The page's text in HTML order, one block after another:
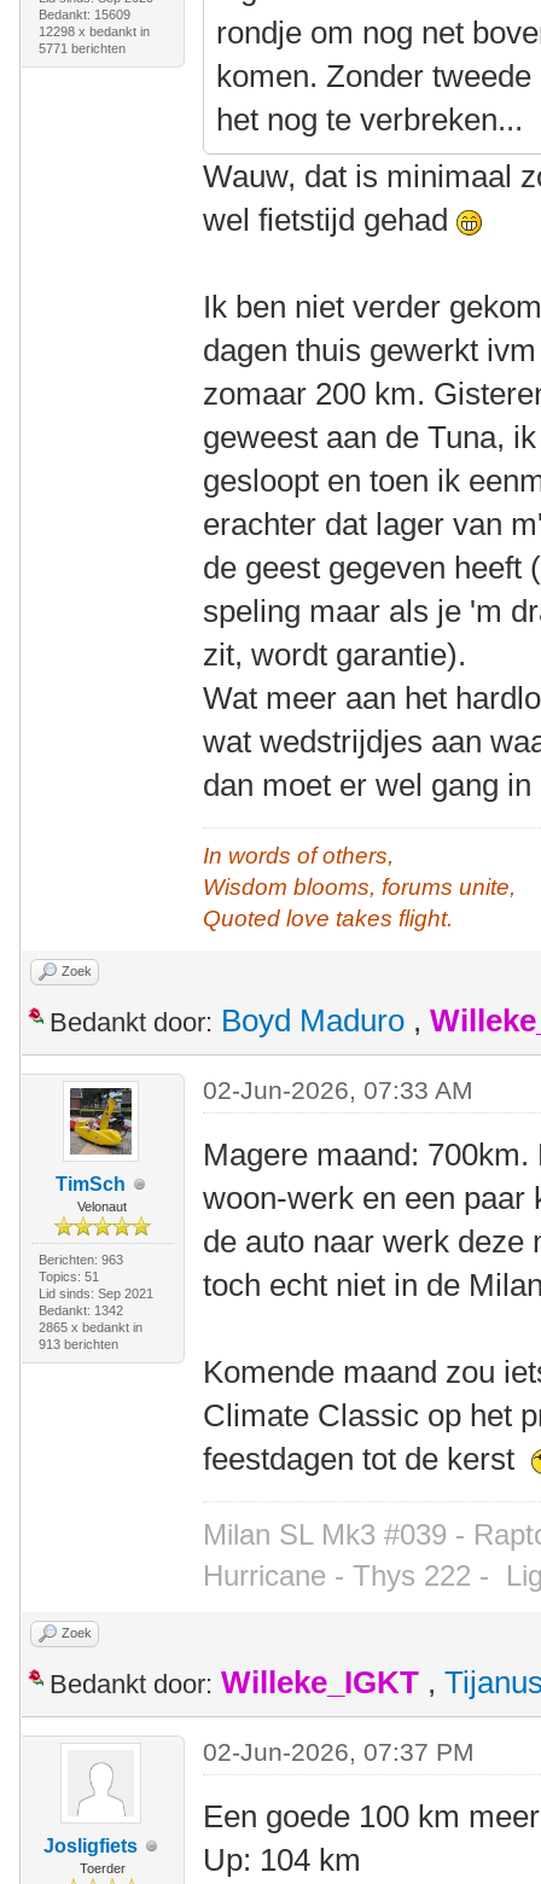
Bedankt: 15609
12298 x bedankt in
5771 berichten
rondje om nog net
komen. Zonder
het nog te verbreken...
Wauw, dat is minimaal
wel fietstijd gehad
Ik ben niet verder
dagen thuis gewerkt
zomaar 200 km.
geweest aan de Tuna,
gesloopt en toen ik
erachter dat lager van
de geest gegeven heeft
speling maar als je 'm
zit, wordt garantie).
Wat meer aan het
wat wedstrijdjes aan
dan moet er wel gang
In words of others,
Wisdom blooms, forums unite,
Quoted love takes flight.
Zoek
Bedankt door: Boyd Maduro ,
TimSch
Velonaut
Berichten: 963
Topics: 51
Lid sinds: Sep 2021
Bedankt: 1342
2865 x bedankt in
913 berichten
02-Jun-2026, 07:33 AM
Magere maand:
woon-werk en een paar
de auto naar werk deze
toch echt niet in de
Komende maand zou
Climate Classic op het
feestdagen tot de kerst
Milan SL Mk3 #039 -
Hurricane - Thys 222 -
Zoek
Bedankt door: Willeke_IGKT ,
Josligfiets
Toerder
02-Jun-2026, 07:37 PM
Een goede 100 km
Up: 104 km